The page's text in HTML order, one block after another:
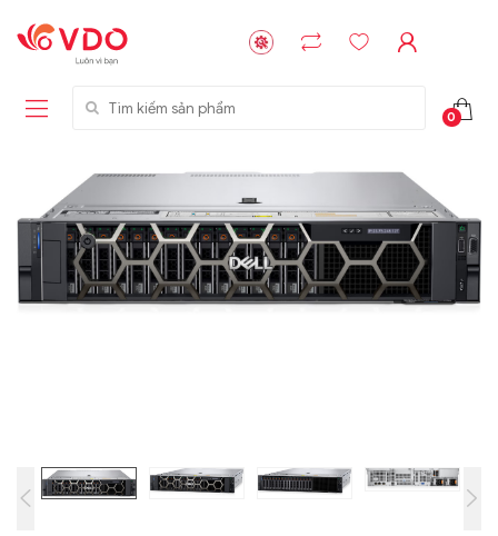
Tìm kiếm sản phẩm
0
Liên hệ
NVMe™ SSD
Storage Micron -
64GB - 15.36TB
Liên hệ
GIGABYTE
G593-ZD1 (rev.
AAX1)